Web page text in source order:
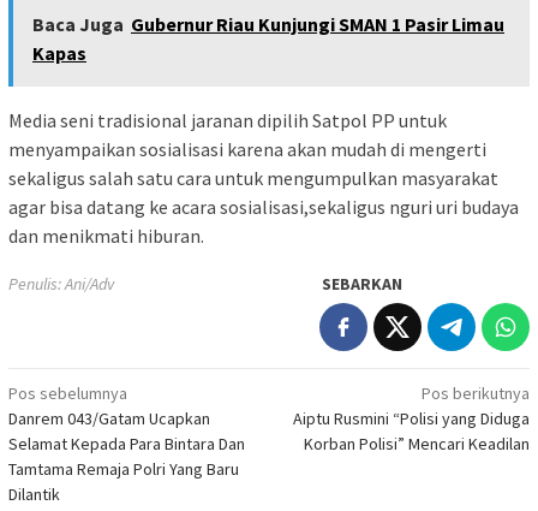
Baca Juga Gubernur Riau Kunjungi SMAN 1 Pasir Limau
Kapas
Media seni tradisional jaranan dipilih Satpol PP untuk
menyampaikan sosialisasi karena akan mudah di mengerti
sekaligus salah satu cara untuk mengumpulkan masyarakat
agar bisa datang ke acara sosialisasi,sekaligus nguri uri budaya
dan menikmati hiburan.
Penulis: Ani/Adv SEBARKAN
Navigasi
pos
Pos sebelumnya
Danrem 043/Gatam Ucapkan
Selamat Kepada Para Bintara Dan
Tamtama Remaja Polri Yang Baru
Dilantik
Pos berikutnya
Aiptu Rusmini “Polisi yang Diduga
Korban Polisi” Mencari Keadilan